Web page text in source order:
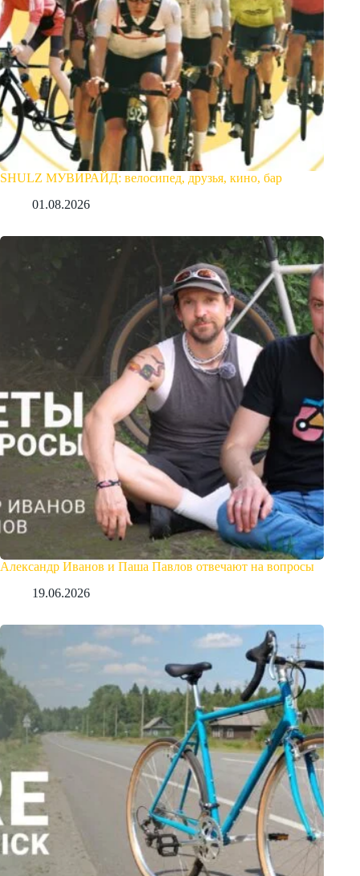
SHULZ МУВИРАЙД: велосипед, друзья, кино, бар
01.08.2026
Александр Иванов и Паша Павлов отвечают на вопросы
19.06.2026